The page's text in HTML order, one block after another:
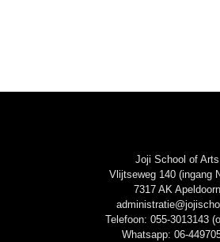
Joji School of Arts
Vlijtseweg 140 (ingang
7317 AK Apeldoorn
Telefoon: 055-3013143
Whatsapp: 06-